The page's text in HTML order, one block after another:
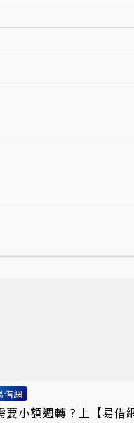
借網
要小額週轉？上【易借